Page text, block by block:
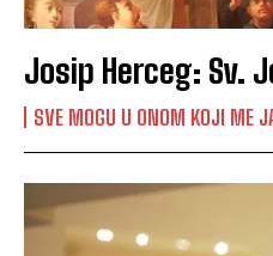
Josip Herceg: Sv.
SVE MOGU U ONOM KOJI ME